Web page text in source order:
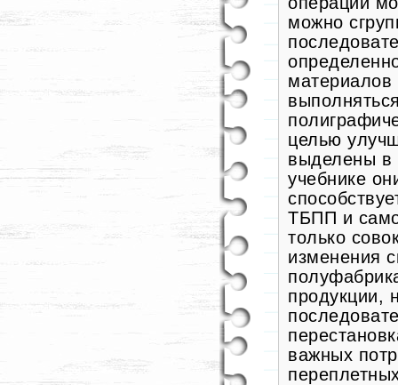
можно
материалов
целью
выделены в
учебнике
ТБПП и
только
изменения
продукции,
важных